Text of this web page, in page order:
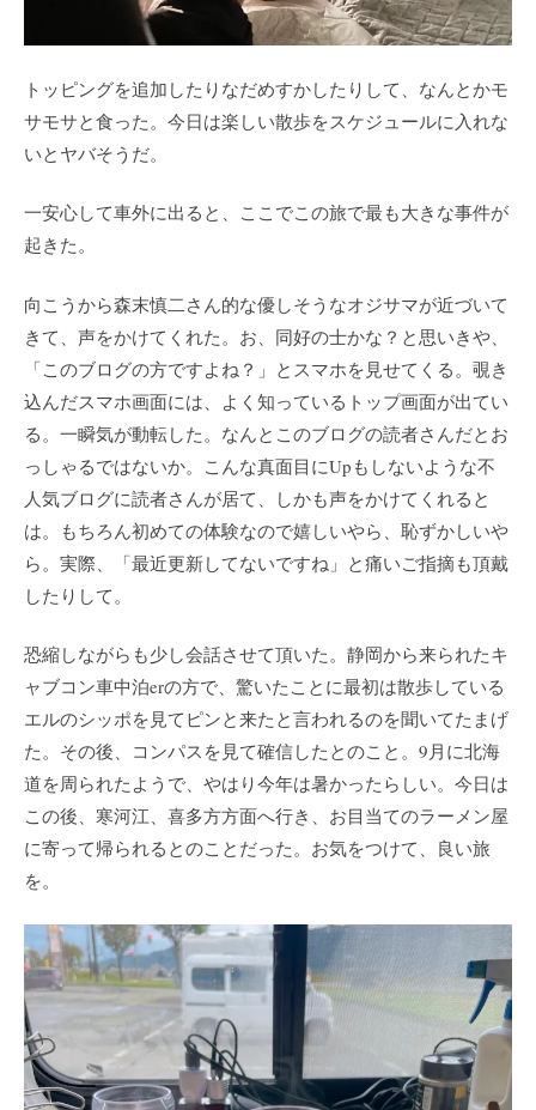
トッピングを追加したりなだめすかしたりして、なんとかモ
サモサと食った。今日は楽しい散歩をスケジュールに入れな
いとヤバそうだ。
一安心して車外に出ると、ここでこの旅で最も大きな事件が
起きた。
向こうから森末慎二さん的な優しそうなオジサマが近づいて
きて、声をかけてくれた。お、同好の士かな？と思いきや、
「このブログの方ですよね？」とスマホを見せてくる。覗き
込んだスマホ画面には、よく知っているトップ画面が出てい
る。一瞬気が動転した。なんとこのブログの読者さんだとお
っしゃるではないか。こんな真面目にUpもしないような不
人気ブログに読者さんが居て、しかも声をかけてくれると
は。もちろん初めての体験なので嬉しいやら、恥ずかしいや
ら。実際、「最近更新してないですね」と痛いご指摘も頂戴
したりして。
恐縮しながらも少し会話させて頂いた。静岡から来られたキ
ャブコン車中泊erの方で、驚いたことに最初は散歩している
エルのシッポを見てピンと来たと言われるのを聞いてたまげ
た。その後、コンパスを見て確信したとのこと。9月に北海
道を周られたようで、やはり今年は暑かったらしい。今日は
この後、寒河江、喜多方方面へ行き、お目当てのラーメン屋
に寄って帰られるとのことだった。お気をつけて、良い旅
を。